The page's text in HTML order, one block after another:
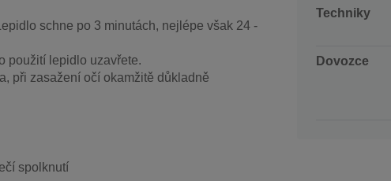
schne po 3 minutách, nejlépe však 24 -
použití lepidlo uzavřete.
při zasažení očí okamžitě důkladně
spolknutí
Techniky
Dovozce